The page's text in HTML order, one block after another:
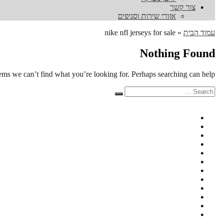
צור קשר
אזורי שירות וסניפים
עמוד הבית »
nike nfl jerseys for sale
Nothing Found
we can’t find what you’re looking for. Perhaps searching can help.
Search
for:
Search